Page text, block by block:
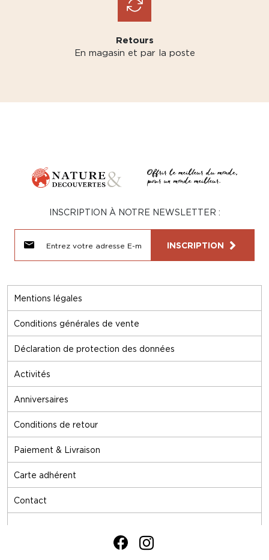
Retours
En magasin et par la poste
Mentions légales
Conditions générales de vente
Déclaration de protection des données
Activités
Anniversaires
Conditions de retour
Paiement & Livraison
Carte adhérent
Contact
INSCRIPTION À NOTRE NEWSLETTER :
INSCRIPTION